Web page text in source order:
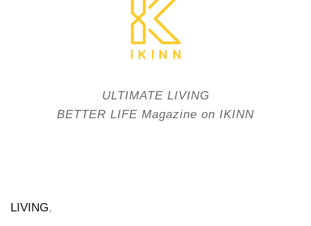
ULTIMATE LIVING
BETTER LIFE Magazine on IKINN
LIVING,